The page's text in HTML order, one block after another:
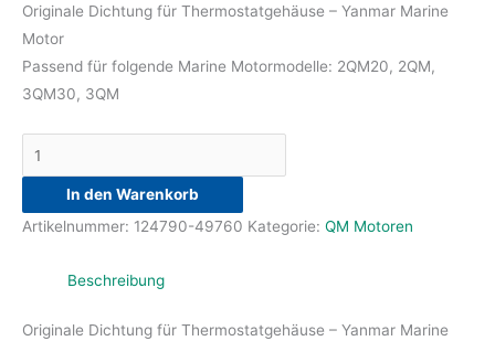
Originale Dichtung für Thermostatgehäuse – Yanmar Marine
Motor
Passend für folgende Marine Motormodelle: 2QM20, 2QM,
3QM30, 3QM
In den Warenkorb
Artikelnummer: 124790-49760 Kategorie: QM Motoren
Beschreibung
Originale Dichtung für Thermostatgehäuse – Yanmar Marine